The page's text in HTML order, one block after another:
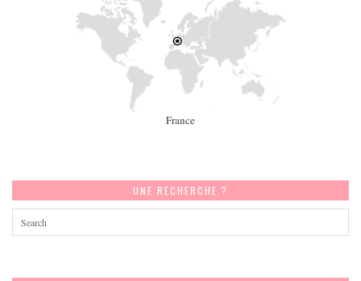
France
UNE RECHERCHE ?